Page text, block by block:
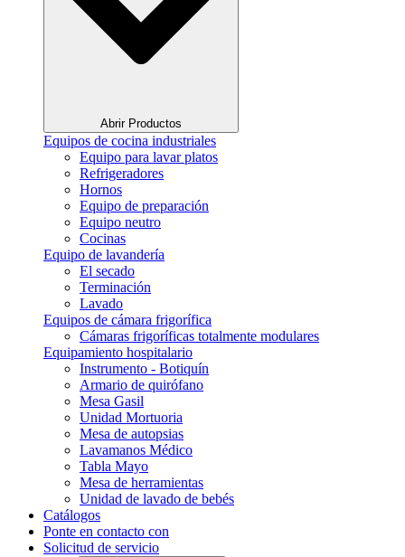
Abrir Productos
Equipos de cocina industriales
Equipo para lavar platos
Refrigeradores
Hornos
Equipo de preparación
Equipo neutro
Cocinas
Equipo de lavandería
El secado
Terminación
Lavado
Equipos de cámara frigorífica
Cámaras frigoríficas totalmente modulares
Equipamiento hospitalario
Instrumento - Botiquín
Armario de quirófano
Mesa Gasil
Unidad Mortuoria
Mesa de autopsias
Lavamanos Médico
Tabla Mayo
Mesa de herramientas
Unidad de lavado de bebés
Catálogos
Ponte en contacto con
Solicitud de servicio